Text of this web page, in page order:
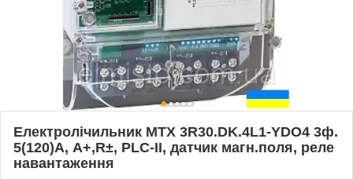
Електролічильник MTX 3R30.DK.4L1-YDO4 3ф.
5(120)А, A+,R±, PLC-II, датчик магн.поля, реле
навантаження